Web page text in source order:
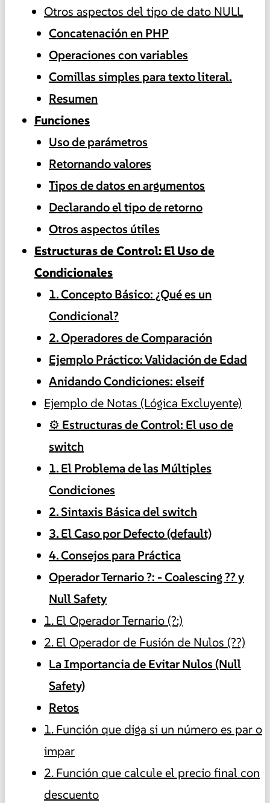
Otros aspectos del tipo de dato NULL
Concatenación en PHP
Operaciones con variables
Comillas simples para texto literal.
Resumen
Funciones
Uso de parámetros
Retornando valores
Tipos de datos en argumentos
Declarando el tipo de retorno
Otros aspectos útiles
Estructuras de Control: El Uso de
Condicionales
1. Concepto Básico: ¿Qué es un
Condicional?
2. Operadores de Comparación
Ejemplo Práctico: Validación de Edad
Anidando Condiciones: elseif
Ejemplo de Notas (Lógica Excluyente)
⚙️ Estructuras de Control: El uso de
switch
1. El Problema de las Múltiples
Condiciones
2. Sintaxis Básica del switch
3. El Caso por Defecto (default)
4. Consejos para Práctica
Operador Ternario ?: - Coalescing ?? y
Null Safety
1. El Operador Ternario (?:)
2. El Operador de Fusión de Nulos (??)
La Importancia de Evitar Nulos (Null
Safety)
Retos
1. Función que diga si un número es par o
impar
2. Función que calcule el precio final con
descuento